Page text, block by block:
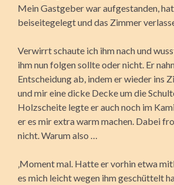
Mein Gastgeber war aufgestanden,
beiseitegelegt und das Zimmer
Verwirrt schaute ich ihm nach und
ihm nun folgen sollte oder nicht. Er
Entscheidung ab, indem er wieder ins
und mir eine dicke Decke um die
Holzscheite legte er auch noch im
er es mir extra warm machen. Dabei
nicht. Warum also …
‚Moment mal. Hatte er vorhin etwa
es mich leicht wegen ihm geschüttelt